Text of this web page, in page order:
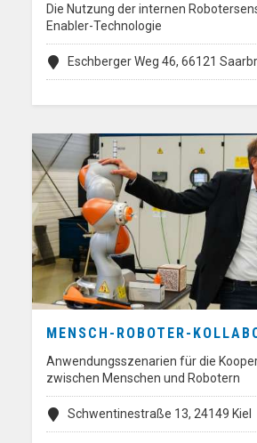
Die Nutzung der internen
Enabler-Technologie
Eschberger Weg 46, 66121
MENSCH-ROBOTER-
Anwendungsszenarien für die
zwischen Menschen und Robotern
Schwentinestraße 13, 24149 Kiel